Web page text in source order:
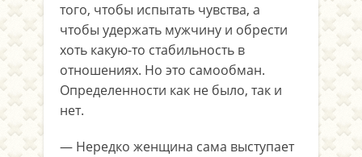
того, чтобы испытать чувства, а
чтобы удержать мужчину и обрести
хоть какую-то стабильность в
отношениях. Но это самообман.
Определенности как не было, так и
нет.
— Нередко женщина сама выступает